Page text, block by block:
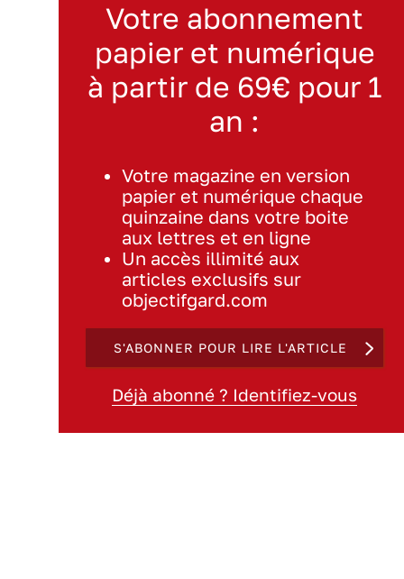
Votre abonnement
papier et numérique
à partir de 69€ pour 1
an :
Votre magazine en version
papier et numérique chaque
quinzaine dans votre boite
aux lettres et en ligne
Un accès illimité aux
articles exclusifs sur
objectifgard.com
S'ABONNER POUR LIRE L'ARTICLE
Déjà abonné ? Identifiez-vous